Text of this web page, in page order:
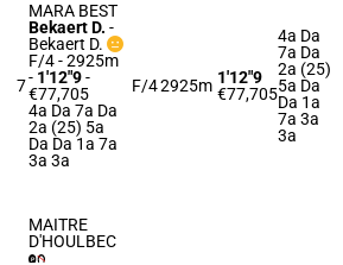
7
MARA BEST
Bekaert D. -
Bekaert D.
F/4 - 2925m
- 1'12"9-
€77,705
4a Da 7a Da
2a (25) 5a
Da Da 1a 7a
3a 3a
F/42925m 1'12"9
€77,705
4a Da
7a Da
2a (25)
5a Da
Da 1a
7a 3a
3a
MAITRE
D'HOULBEC